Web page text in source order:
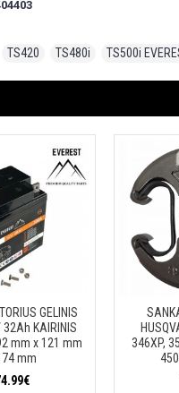
TS420 TS480i TS500i
GELINIS
KAIRINIS
mm x 121 mm
mm
346XP,